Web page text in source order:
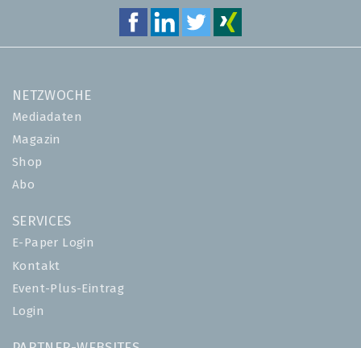
NETZWOCHE
Mediadaten
Magazin
Shop
Abo
SERVICES
E-Paper Login
Kontakt
Event-Plus-Eintrag
Login